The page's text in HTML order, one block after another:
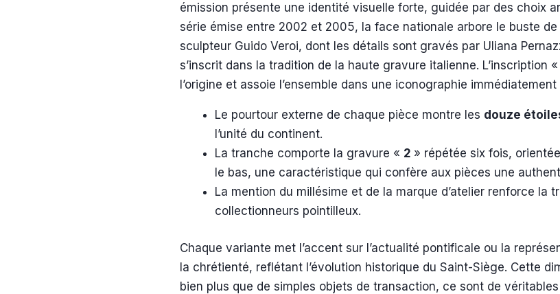
émission présente une identité visuelle forte, guidée par des choix
série émise entre 2002 et 2005, la face nationale arbore le buste de
sculpteur Guido Veroi, dont les détails sont gravés par Uliana
s’inscrit dans la tradition de la haute gravure italienne. L’inscription «
l’origine et assoie l’ensemble dans une iconographie
Le pourtour externe de chaque pièce montre les douze
l’unité du continent.
La tranche comporte la gravure « 2 » répétée six fois,
le bas, une caractéristique qui confère aux pièces une
La mention du millésime et de la marque d’atelier renforce la
collectionneurs pointilleux.
Chaque variante met l’accent sur l’actualité pontificale ou la
la chrétienté, reflétant l’évolution historique du Saint-Siège. Cette
bien plus que de simples objets de transaction, ce sont de